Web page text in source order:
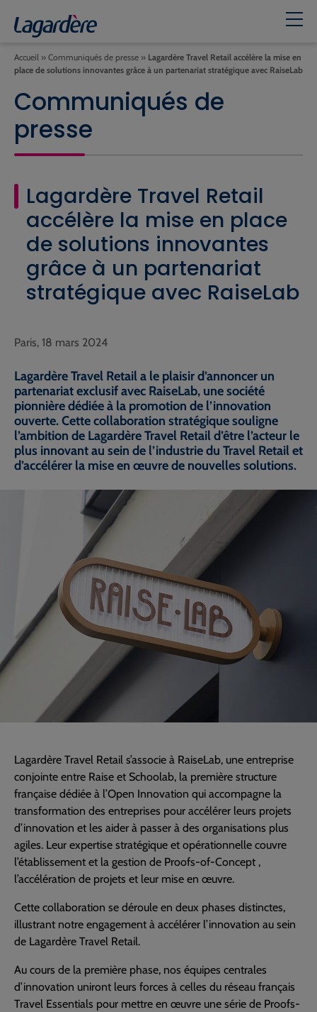
Accueil » Communiqués de presse » Lagardère Travel Retail accélère la mise en
place de solutions innovantes grâce à un partenariat stratégique avec RaiseLab
Communiqués de
presse
Lagardère Travel Retail
accélère la mise en place
de solutions innovantes
grâce à un partenariat
stratégique avec RaiseLab
Paris, 18 mars 2024
Lagardère Travel Retail a le plaisir d’annoncer un
partenariat exclusif avec RaiseLab, une société
pionnière dédiée à la promotion de l’innovation
ouverte. Cette collaboration stratégique souligne
l’ambition de Lagardère Travel Retail d’être l’acteur le
plus innovant au sein de l’industrie du Travel Retail et
d’accélérer la mise en œuvre de nouvelles solutions.
Lagardère Travel Retail s’associe à RaiseLab, une entreprise
conjointe entre Raise et Schoolab, la première structure
française dédiée à l’Open Innovation qui accompagne la
transformation des entreprises pour accélérer leurs projets
d’innovation et les aider à passer à des organisations plus
agiles. Leur expertise stratégique et opérationnelle couvre
l’établissement et la gestion de Proofs-of-Concept ,
l’accélération de projets et leur mise en œuvre.
Cette collaboration se déroule en deux phases distinctes,
illustrant notre engagement à accélérer l’innovation au sein
de Lagardère Travel Retail.
Au cours de la première phase, nos équipes centrales
d’innovation uniront leurs forces à celles du réseau français
Travel Essentials pour mettre en œuvre une série de Proofs-